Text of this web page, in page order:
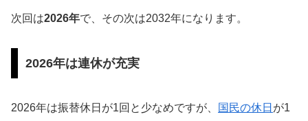
次回は2026年で、その次は2032年になります。
2026年は連休が充実
2026年は振替休日が1回と少なめですが、 国民の休日 が1